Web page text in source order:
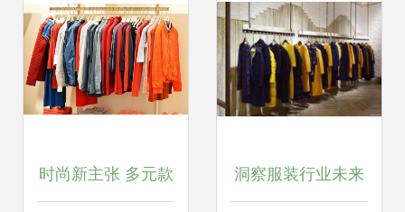
时尚新主张 多元款 洞察服装行业未来